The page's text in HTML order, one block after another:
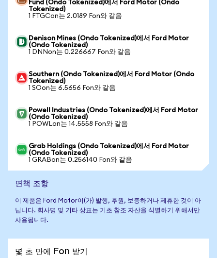
Fund (Ondo Tokenized)에서 Ford Motor (Ondo
Tokenized)
1 FTGCon는 2.0189 Fon와 같음
Denison Mines (Ondo Tokenized)에서 Ford Motor
(Ondo Tokenized)
1 DNNon는 0.226667 Fon와 같음
Southern (Ondo Tokenized)에서 Ford Motor (Ondo
Tokenized)
1 SOon는 6.5656 Fon와 같음
Powell Industries (Ondo Tokenized)에서 Ford Motor
(Ondo Tokenized)
1 POWLon는 14.5558 Fon와 같음
Grab Holdings (Ondo Tokenized)에서 Ford Motor
(Ondo Tokenized)
1 GRABon는 0.256140 Fon와 같음
면책 조항
이 제품은 Ford Motor이(가) 발행, 후원, 보증하거나 제휴한 것이 아
닙니다. 회사명 및 기타 상표는 기초 참조 자산을 식별하기 위해서만
사용됩니다.
몇 초 만에 Fon 받기